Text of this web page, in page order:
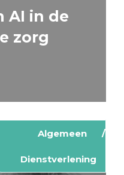
AI in de
zorg
Algemeen
Dienstverlening